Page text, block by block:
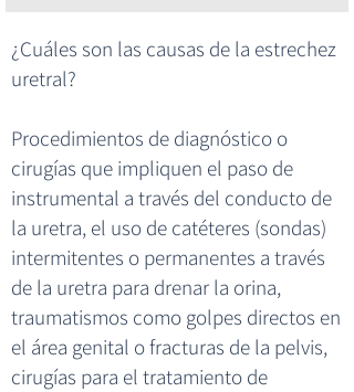
¿Cuáles son las causas de la estrechez
uretral?
Procedimientos de diagnóstico o
cirugías que impliquen el paso de
instrumental a través del conducto de
la uretra, el uso de catéteres (sondas)
intermitentes o permanentes a través
de la uretra para drenar la orina,
traumatismos como golpes directos en
el área genital o fracturas de la pelvis,
cirugías para el tratamiento de